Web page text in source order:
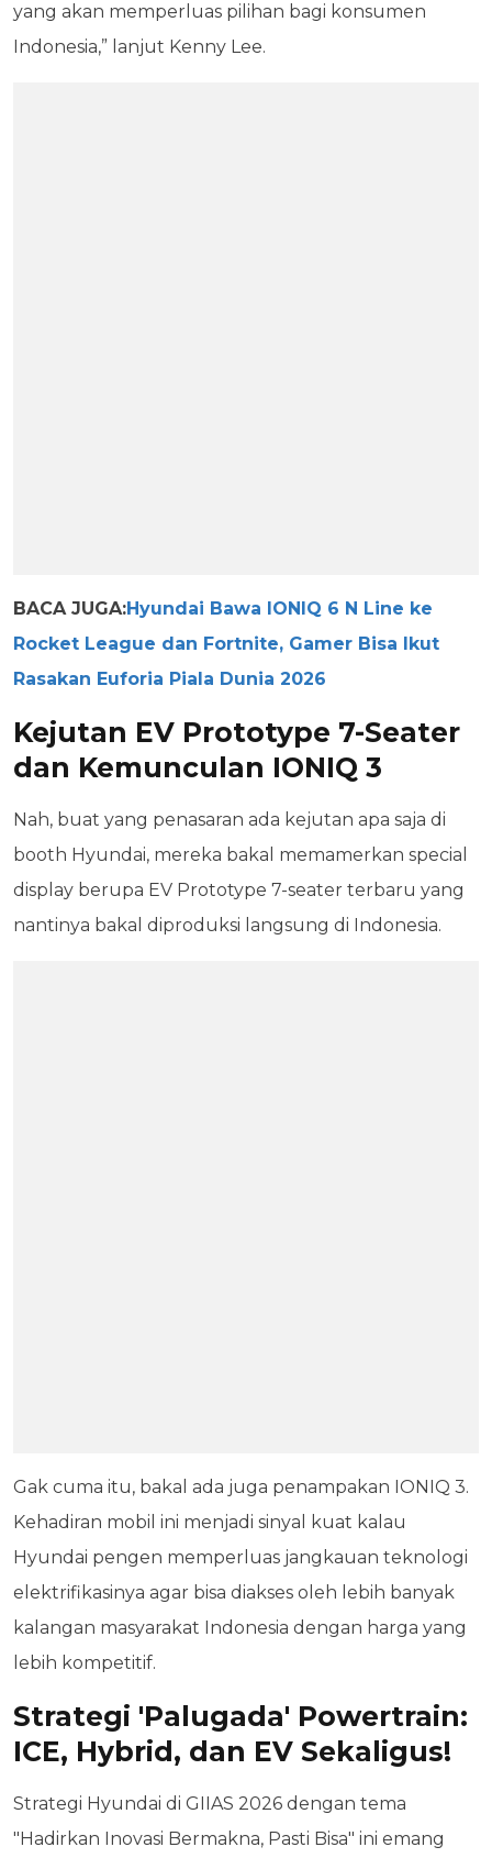
yang akan memperluas pilihan bagi konsumen
Indonesia,” lanjut Kenny Lee.
BACA JUGA:Hyundai Bawa IONIQ 6 N Line ke
Rocket League dan Fortnite, Gamer Bisa Ikut
Rasakan Euforia Piala Dunia 2026
Kejutan EV Prototype 7-Seater
dan Kemunculan IONIQ 3
Nah, buat yang penasaran ada kejutan apa saja di
booth Hyundai, mereka bakal memamerkan special
display berupa EV Prototype 7-seater terbaru yang
nantinya bakal diproduksi langsung di Indonesia.
Gak cuma itu, bakal ada juga penampakan IONIQ 3.
Kehadiran mobil ini menjadi sinyal kuat kalau
Hyundai pengen memperluas jangkauan teknologi
elektrifikasinya agar bisa diakses oleh lebih banyak
kalangan masyarakat Indonesia dengan harga yang
lebih kompetitif.
Strategi 'Palugada' Powertrain:
ICE, Hybrid, dan EV Sekaligus!
Strategi Hyundai di GIIAS 2026 dengan tema
"Hadirkan Inovasi Bermakna, Pasti Bisa" ini emang